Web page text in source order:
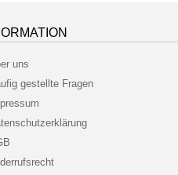
uns
gestellte Fragen